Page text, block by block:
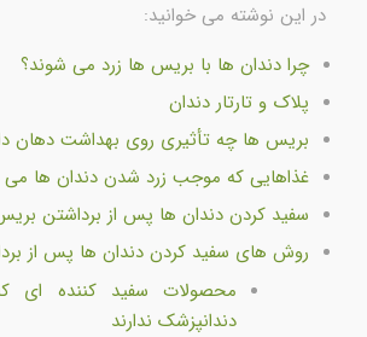
در این نوشته می خوانید:
چرا دندان ها با بریس ها زرد می شوند؟
پلاک و تارتار دندان
بریس ها چه تأثیری روی بهداشت دهان
غذاهایی که موجب زرد شدن دندان ها می
سفید کردن دندان ها پس از برداشتن
روش های سفید کردن دندان ها پس از
محصولات سفید کننده ای
دندانپزشک ندارند